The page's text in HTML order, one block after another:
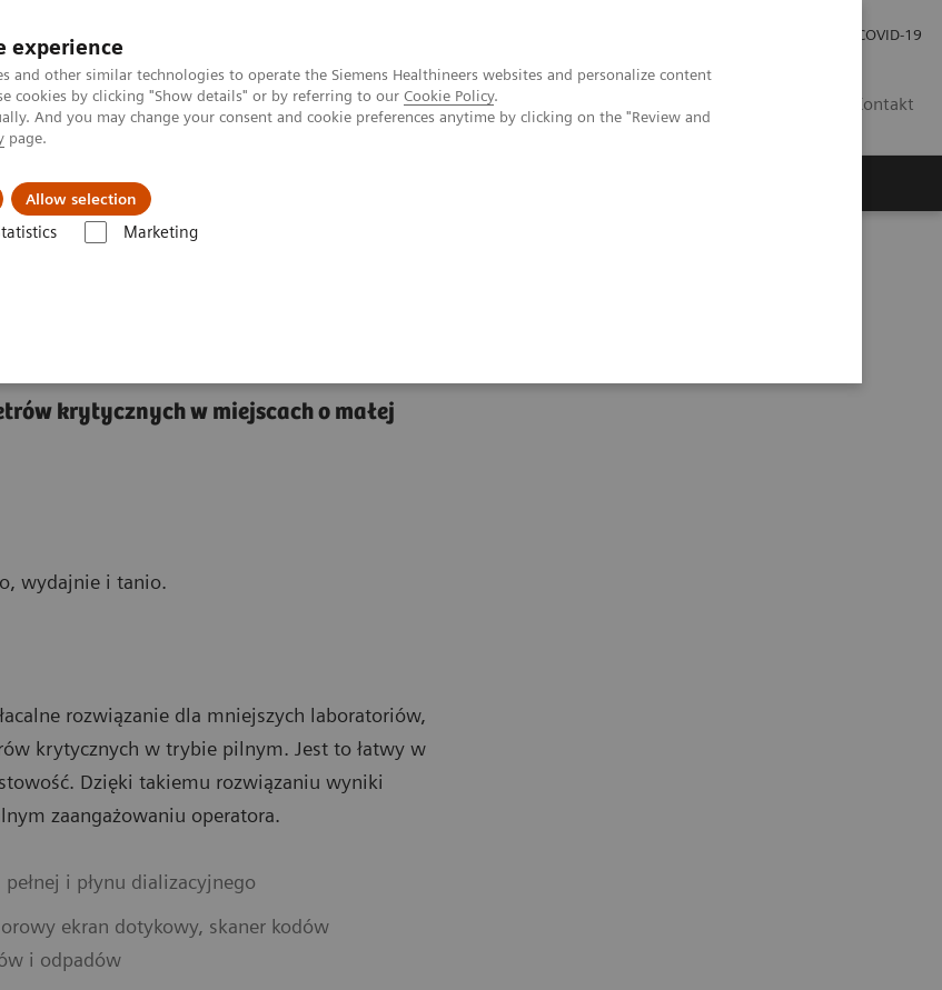
experience
and other similar technologies to operate the Siemens Healthineers websites and personalize content
cookies by clicking "Show details" or by referring to our Cookie Policy.
And you may change your consent and cookie preferences anytime by clicking on the "Review and
page.
Allow selection
Marketing
COVID-19
Kontakt
348EX
krytycznych w miejscach o małej
wydajnie i tanio.
rozwiązanie dla mniejszych laboratoriów,
krytycznych w trybie pilnym. Jest to łatwy w
Dzięki takiemu rozwiązaniu wyniki
zaangażowaniu operatora.
i płynu dializacyjnego
ekran dotykowy, skaner kodów
i odpadów